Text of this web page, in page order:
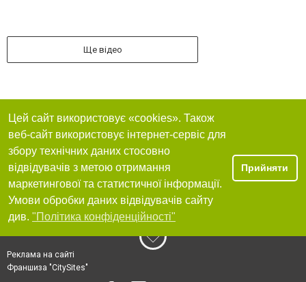
Ще відео
Цей сайт використовує «cookies». Також
веб-сайт використовує інтернет-сервіс для
збору технічних даних стосовно
відвідувачів з метою отримання
маркетингової та статистичної інформації.
Умови обробки даних відвідувачів сайту
див. "Політика конфіденційності"
Прийняти
Реклама на сайті
Франшиза "CitySites"